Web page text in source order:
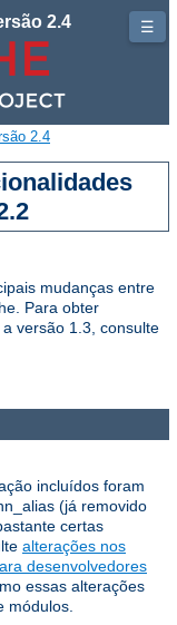
2.4
2.4
mudanças entre
Para obter
versão 1.3, consulte
incluídos foram
(já removido
certas
alterações nos
desenvolvedores
essas alterações
módulos.
☰